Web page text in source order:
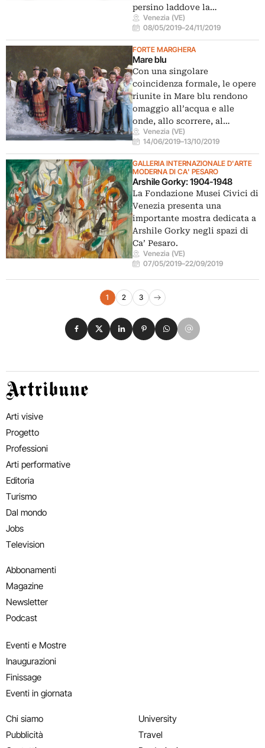
persino laddove la…
Venezia (VE)
08/05/2019–24/11/2019
FORTE MARGHERA
Mare blu
Con una singolare
coincidenza formale, le opere
riunite in Mare blu rendono
omaggio all’acqua e alle
onde, allo scorrere, al…
Venezia (VE)
14/06/2019–13/10/2019
GALLERIA INTERNAZIONALE D'ARTE
MODERNA DI CA' PESARO
Arshile Gorky: 1904-1948
La Fondazione Musei Civici di
Venezia presenta una
importante mostra dedicata a
Arshile Gorky negli spazi di
Ca’ Pesaro.
Venezia (VE)
07/05/2019–22/09/2019
Navigazione eventi
1 2 3
Pagina successiva
Condividi su Facebook
Condividi su X
Condividi su LinkedIn
Condividi su Pinterest
Condividi su WhatsApp
Condividi su Email
Artribune
Arti visive
Progetto
Professioni
Arti performative
Editoria
Turismo
Dal mondo
Jobs
Television
Abbonamenti
Magazine
Newsletter
Podcast
Eventi e Mostre
Inaugurazioni
Finissage
Eventi in giornata
Chi siamo
Pubblicità
University
Travel